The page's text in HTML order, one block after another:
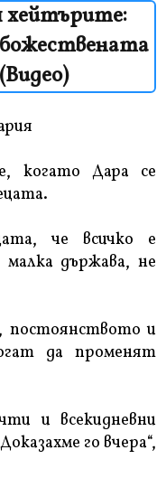
хейтърите:
когато Дара се
че всичко е
държава, не
постоянството и
да променят
и всекидневни
го вчера“,